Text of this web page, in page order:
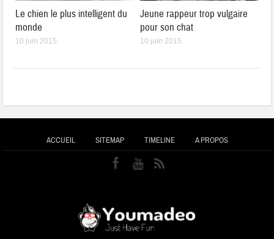
Le chien le plus intelligent du
monde
10 juin 2015
Jeune rappeur trop vulgaire
pour son chat
10 juin 2015
ACCUEIL SITEMAP TIMELINE A PROPOS